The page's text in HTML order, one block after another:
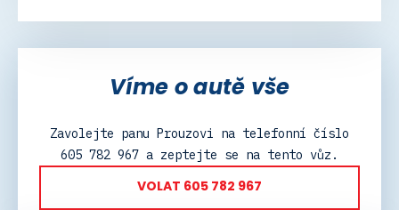
Víme o autě vše
Zavolejte panu Prouzovi na telefonní číslo
605 782 967 a zeptejte se na tento vůz.
VOLAT 605 782 967